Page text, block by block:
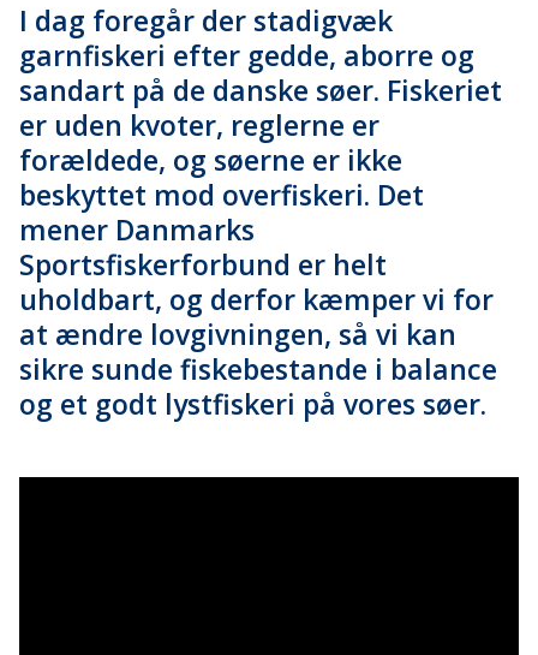
I dag foregår der stadigvæk
garnfiskeri efter gedde, aborre og
sandart på de danske søer. Fiskeriet
er uden kvoter, reglerne er
forældede, og søerne er ikke
beskyttet mod overfiskeri. Det
mener Danmarks
Sportsfiskerforbund er helt
uholdbart, og derfor kæmper vi for
at ændre lovgivningen, så vi kan
sikre sunde fiskebestande i balance
og et godt lystfiskeri på vores søer.